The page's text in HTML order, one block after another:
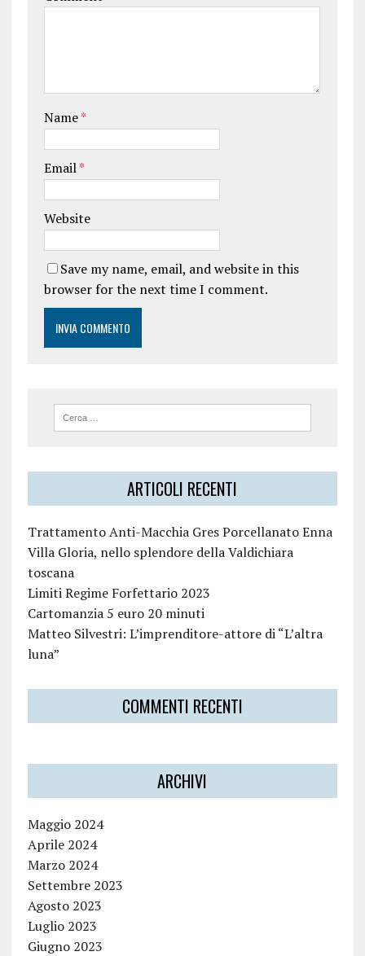
Name*
Email*
Website
Save my name, email, and website in this
browser for the next time I comment.
ARTICOLI RECENTI
Trattamento Anti-Macchia Gres Porcellanato Enna
Villa Gloria, nello splendore della Valdichiara
toscana
Limiti Regime Forfettario 2023
Cartomanzia 5 euro 20 minuti
Matteo Silvestri: L’imprenditore-attore di “L’altra
luna”
COMMENTI RECENTI
ARCHIVI
Maggio 2024
Aprile 2024
Marzo 2024
Settembre 2023
Agosto 2023
Luglio 2023
Giugno 2023